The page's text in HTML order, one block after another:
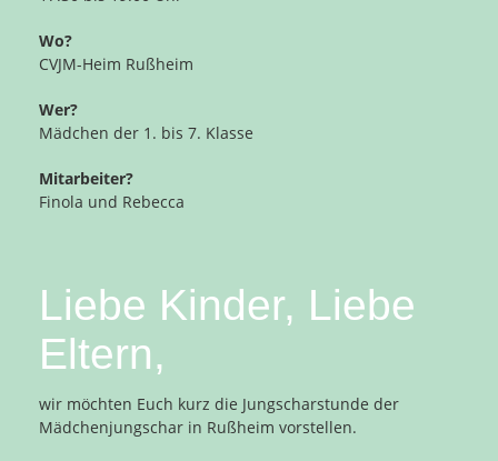
Wo?
CVJM-Heim Rußheim
Wer?
Mädchen der 1. bis 7. Klasse
Mitarbeiter?
Finola und Rebecca
Liebe Kinder, Liebe
Eltern,
wir möchten Euch kurz die Jungscharstunde der
Mädchenjungschar in Rußheim vorstellen.